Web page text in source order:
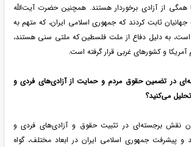
همگی از آزادی برخوردار هستند. همچنین حضرت آیت‌الله
جهانیان ثابت کردند که جمهوری اسلامی ایران، که متهم به
به دلیل دفاع از ملت فلسطین که ملتی سنی هستند،
و کشورهای غربی قرار گرفته است.
در تضمین حقوق مردم و حمایت از آزادی‌های فردی و
می‌کنید؟
نقش برجسته‌ای در تثبیت حقوق و آزادی‌های فردی و
و پیشرفت جمهوری اسلامی ایران در ابعاد مختلف، گواه